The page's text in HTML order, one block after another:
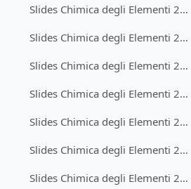
Slides Chimica degli Elementi 2022-2023 Gruppo 13
Slides Chimica degli Elementi 2022-2023 Gruppo 14
Slides Chimica degli Elementi 2022-2023 Gruppo 15
Slides Chimica degli Elementi 2022-2023 Gruppo 16
Slides Chimica degli Elementi 2022-2023 Gruppo 17
Slides Chimica degli Elementi 2022-2023 Gruppo 18
Slides Chimica degli Elementi 2022-2023 blocco f